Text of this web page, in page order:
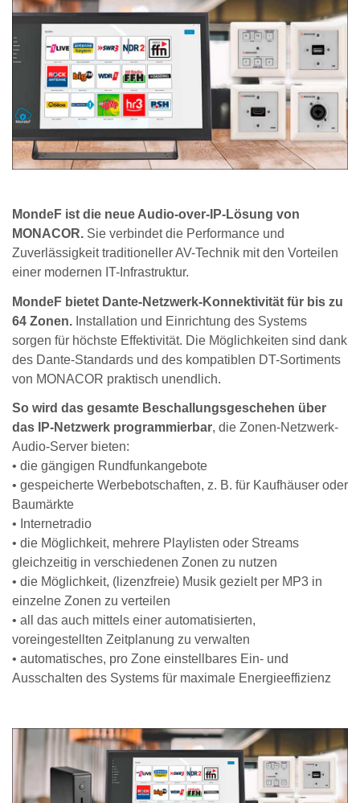
MondeF ist die neue Audio-over-IP-Lösung von
MONACOR. Sie verbindet die Performance und
Zuverlässigkeit traditioneller AV-Technik mit den Vorteilen
einer modernen IT-Infrastruktur.
MondeF bietet Dante-Netzwerk-Konnektivität für bis zu
64 Zonen. Installation und Einrichtung des Systems
sorgen für höchste Effektivität. Die Möglichkeiten sind dank
des Dante-Standards und des kompatiblen DT-Sortiments
von MONACOR praktisch unendlich.
So wird das gesamte Beschallungsgeschehen über
das IP-Netzwerk programmierbar, die Zonen-Netzwerk-
Audio-Server bieten:
• die gängigen Rundfunkangebote
• gespeicherte Werbebotschaften, z. B. für Kaufhäuser oder
Baumärkte
• Internetradio
• die Möglichkeit, mehrere Playlisten oder Streams
gleichzeitig in verschiedenen Zonen zu nutzen
• die Möglichkeit, (lizenzfreie) Musik gezielt per MP3 in
einzelne Zonen zu verteilen
• all das auch mittels einer automatisierten,
voreingestellten Zeitplanung zu verwalten
• automatisches, pro Zone einstellbares Ein- und
Ausschalten des Systems für maximale Energieeffizienz